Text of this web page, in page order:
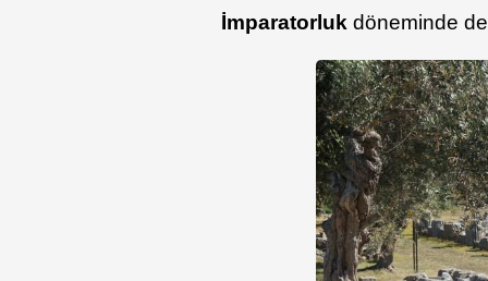
İmparatorluk döneminde